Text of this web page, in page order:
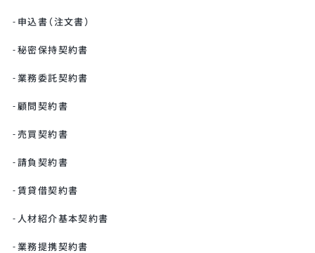
申込書（注文書）
秘密保持契約書
業務委託契約書
顧問契約書
売買契約書
請負契約書
賃貸借契約書
人材紹介基本契約書
業務提携契約書